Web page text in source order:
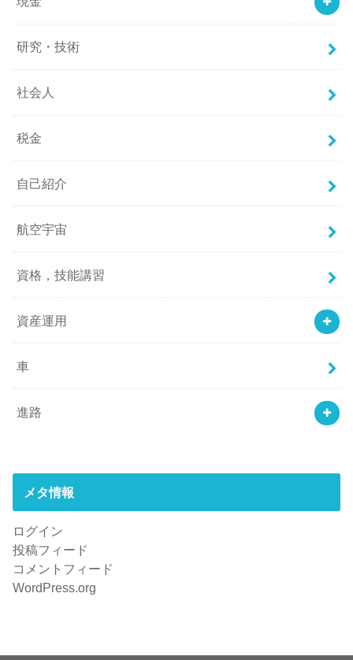
研究・技術
社会人
税金
自己紹介
航空宇宙
資格，技能講習
資産運用
車
進路
メタ情報
ログイン
投稿フィード
コメントフィード
WordPress.org